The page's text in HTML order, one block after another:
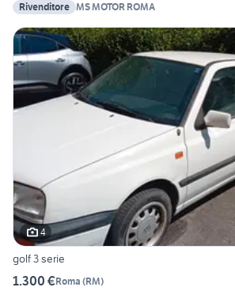
Rivenditore MS MOTOR ROMA
4
golf 3 serie
1.300 €Roma (RM)